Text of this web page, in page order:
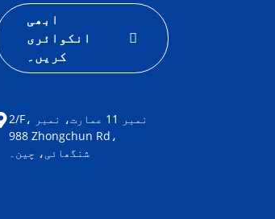
ابھی
انکوائری
کریں۔
2/F، نمبر 11 عمارت، نمبر
988 Zhongchun Rd،
شنگھائی، چین۔